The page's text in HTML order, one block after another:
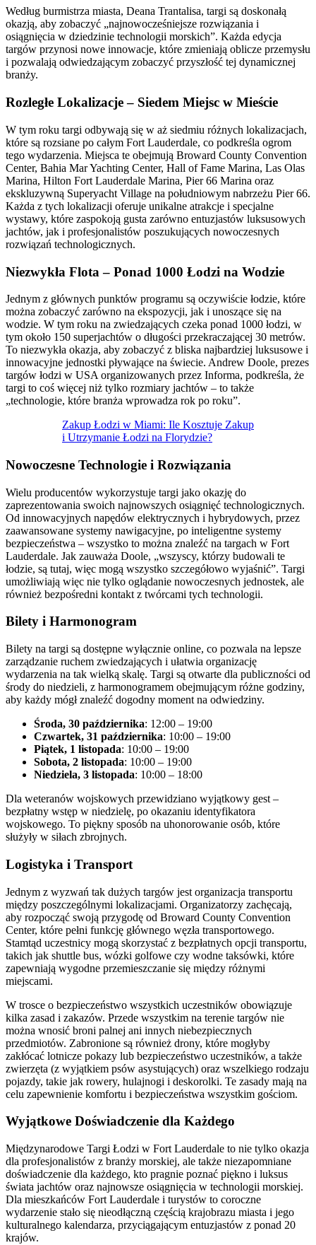
Według burmistrza miasta, Deana Trantalisa, targi są doskonałą
okazją, aby zobaczyć „najnowocześniejsze rozwiązania i
osiągnięcia w dziedzinie technologii morskich”. Każda edycja
targów przynosi nowe innowacje, które zmieniają oblicze przemysłu
i pozwalają odwiedzającym zobaczyć przyszłość tej dynamicznej
branży.
Rozległe Lokalizacje – Siedem Miejsc w Mieście
W tym roku targi odbywają się w aż siedmiu różnych lokalizacjach,
które są rozsiane po całym Fort Lauderdale, co podkreśla ogrom
tego wydarzenia. Miejsca te obejmują Broward County Convention
Center, Bahia Mar Yachting Center, Hall of Fame Marina, Las Olas
Marina, Hilton Fort Lauderdale Marina, Pier 66 Marina oraz
ekskluzywną Superyacht Village na południowym nabrzeżu Pier 66.
Każda z tych lokalizacji oferuje unikalne atrakcje i specjalne
wystawy, które zaspokoją gusta zarówno entuzjastów luksusowych
jachtów, jak i profesjonalistów poszukujących nowoczesnych
rozwiązań technologicznych.
Niezwykła Flota – Ponad 1000 Łodzi na Wodzie
Jednym z głównych punktów programu są oczywiście łodzie, które
można zobaczyć zarówno na ekspozycji, jak i unoszące się na
wodzie. W tym roku na zwiedzających czeka ponad 1000 łodzi, w
tym około 150 superjachtów o długości przekraczającej 30 metrów.
To niezwykła okazja, aby zobaczyć z bliska najbardziej luksusowe i
innowacyjne jednostki pływające na świecie. Andrew Doole, prezes
targów łodzi w USA organizowanych przez Informa, podkreśla, że
targi to coś więcej niż tylko rozmiary jachtów – to także
„technologie, które branża wprowadza rok po roku”.
Zakup Łodzi w Miami: Ile Kosztuje Zakup
i Utrzymanie Łodzi na Florydzie?
Nowoczesne Technologie i Rozwiązania
Wielu producentów wykorzystuje targi jako okazję do
zaprezentowania swoich najnowszych osiągnięć technologicznych.
Od innowacyjnych napędów elektrycznych i hybrydowych, przez
zaawansowane systemy nawigacyjne, po inteligentne systemy
bezpieczeństwa – wszystko to można znaleźć na targach w Fort
Lauderdale. Jak zauważa Doole, „wszyscy, którzy budowali te
łodzie, są tutaj, więc mogą wszystko szczegółowo wyjaśnić”. Targi
umożliwiają więc nie tylko oglądanie nowoczesnych jednostek, ale
również bezpośredni kontakt z twórcami tych technologii.
Bilety i Harmonogram
Bilety na targi są dostępne wyłącznie online, co pozwala na lepsze
zarządzanie ruchem zwiedzających i ułatwia organizację
wydarzenia na tak wielką skalę. Targi są otwarte dla publiczności od
środy do niedzieli, z harmonogramem obejmującym różne godziny,
aby każdy mógł znaleźć dogodny moment na odwiedziny.
Środa, 30 października: 12:00 – 19:00
Czwartek, 31 października: 10:00 – 19:00
Piątek, 1 listopada: 10:00 – 19:00
Sobota, 2 listopada: 10:00 – 19:00
Niedziela, 3 listopada: 10:00 – 18:00
Dla weteranów wojskowych przewidziano wyjątkowy gest –
bezpłatny wstęp w niedzielę, po okazaniu identyfikatora
wojskowego. To piękny sposób na uhonorowanie osób, które
służyły w siłach zbrojnych.
Logistyka i Transport
Jednym z wyzwań tak dużych targów jest organizacja transportu
między poszczególnymi lokalizacjami. Organizatorzy zachęcają,
aby rozpocząć swoją przygodę od Broward County Convention
Center, które pełni funkcję głównego węzła transportowego.
Stamtąd uczestnicy mogą skorzystać z bezpłatnych opcji transportu,
takich jak shuttle bus, wózki golfowe czy wodne taksówki, które
zapewniają wygodne przemieszczanie się między różnymi
miejscami.
W trosce o bezpieczeństwo wszystkich uczestników obowiązuje
kilka zasad i zakazów. Przede wszystkim na terenie targów nie
można wnosić broni palnej ani innych niebezpiecznych
przedmiotów. Zabronione są również drony, które mogłyby
zakłócać lotnicze pokazy lub bezpieczeństwo uczestników, a także
zwierzęta (z wyjątkiem psów asystujących) oraz wszelkiego rodzaju
pojazdy, takie jak rowery, hulajnogi i deskorolki. Te zasady mają na
celu zapewnienie komfortu i bezpieczeństwa wszystkim gościom.
Wyjątkowe Doświadczenie dla Każdego
Międzynarodowe Targi Łodzi w Fort Lauderdale to nie tylko okazja
dla profesjonalistów z branży morskiej, ale także niezapomniane
doświadczenie dla każdego, kto pragnie poznać piękno i luksus
świata jachtów oraz najnowsze osiągnięcia w technologii morskiej.
Dla mieszkańców Fort Lauderdale i turystów to coroczne
wydarzenie stało się nieodłączną częścią krajobrazu miasta i jego
kulturalnego kalendarza, przyciągającym entuzjastów z ponad 20
krajów.